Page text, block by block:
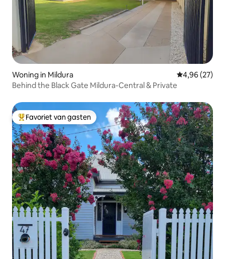
Woning in Mildura Gemiddelde
4,96 (27)
Behind the Black Gate Mildura-Central & Private
Topfavoriet van gasten
Favoriet van gasten